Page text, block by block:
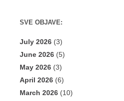
SVE OBJAVE:
July 2026 (3)
June 2026 (5)
May 2026 (3)
April 2026 (6)
March 2026 (10)